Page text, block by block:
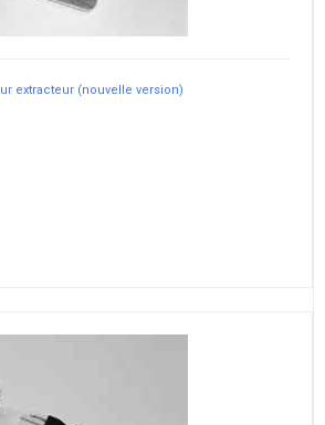
extracteur (nouvelle version)